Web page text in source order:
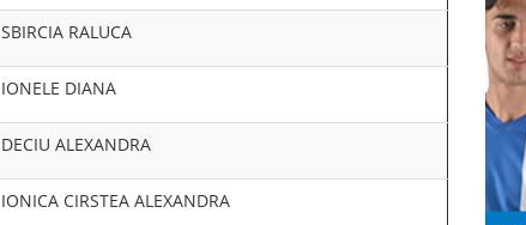
La senioare, echipa CSU Craiova formată din
obținut medalia de aur și titlul național pe
pregătire și stabilitatea rezultatelor în ambele
La seniori, echipa CSU Craiova alcătuită din
urcat pe podium, cucerind medalia de bronz
Aur – Campionatul Național de Ștafetă
SBIRCIA RALUCA
IONELE DIANA
DECIU ALEXANDRA
IONICA CIRSTEA ALEXANDRA